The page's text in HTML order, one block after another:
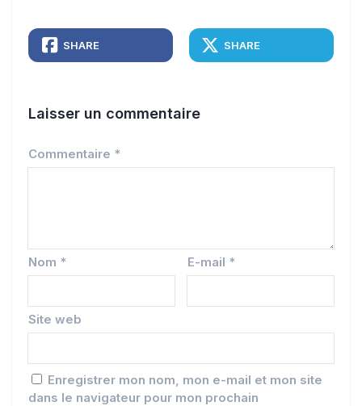
SHARE SHARE
Laisser un commentaire
Commentaire *
Nom * E-mail *
Site web
Enregistrer mon nom, mon e-mail et mon site
dans le navigateur pour mon prochain